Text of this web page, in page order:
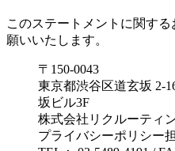
このステートメントに関す
願いいたします。
〒150-0043
東京都渋谷区道玄坂 2-
坂ビル3F
株式会社リクルーティ
プライバシーポリシー